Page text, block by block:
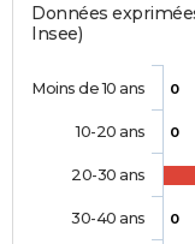
Données
Insee)
0
0
0
Moins de 10 ans
10-20 ans
20-30 ans
30-40 ans